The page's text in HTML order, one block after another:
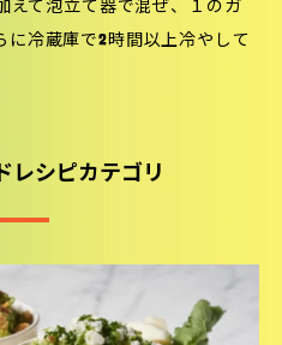
えて泡立て器で混ぜ、１のガ
に冷蔵庫で2時間以上冷やして
レシピカテゴリ